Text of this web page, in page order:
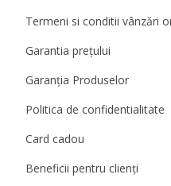
Termeni si conditii vânzări
Garantia prețului
Garanția Produselor
Politica de confidentialitate
Card cadou
Beneficii pentru clienți